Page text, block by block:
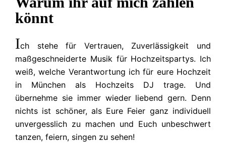
könnt
Ich stehe für Vertrauen, Zuverlässigkeit und
maßgeschneiderte Musik für Hochzeitspartys. Ich
weiß, welche Verantwortung ich für eure Hochzeit
in München als Hochzeits DJ trage. Und
übernehme sie immer wieder liebend gern. Denn
nichts ist schöner, als Eure Feier ganz individuell
unvergesslich zu machen und Euch unbeschwert
tanzen, feiern, singen zu sehen!